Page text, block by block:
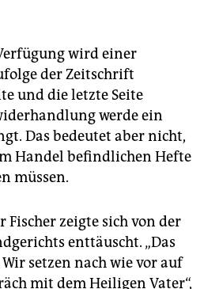
wird einer
der Zeitschrift
und die letzte Seite
werde ein
Das bedeutet aber nicht,
Handel befindlichen Hefte
müssen.
Fischer zeigte sich von der
enttäuscht. „Das
setzen nach wie vor auf
mit dem Heiligen Vater“,